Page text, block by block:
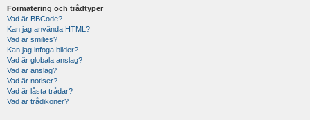
Formatering och trådtyper
Vad är BBCode?
Kan jag använda HTML?
Vad är smilies?
Kan jag infoga bilder?
Vad är globala anslag?
Vad är anslag?
Vad är notiser?
Vad är låsta trådar?
Vad är trådikoner?